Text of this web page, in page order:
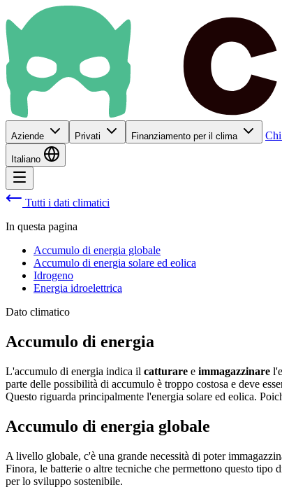
Aziende Privati Finanziamento per il clima
Italiano
Tutti i dati climatici
In questa pagina
Accumulo di energia globale
Accumulo di energia solare ed eolica
Idrogeno
Energia idroelettrica
Dato climatico
Accumulo di energia
L'accumulo di energia indica il catturare e immagazzinare
parte delle possibilità di accumulo è troppo costosa e deve
Questo riguarda principalmente l'energia solare ed eolica.
Accumulo di energia globale
A livello globale, c'è una grande necessità di poter
Finora, le batterie o altre tecniche che permettono questo
per lo sviluppo sostenibile.